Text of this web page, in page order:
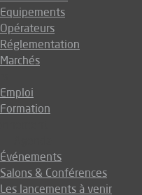
Equipements
Opérateurs
Réglementation
Marchés
Emploi
Formation
Événements
Salons & Conférences
Les lancements à venir